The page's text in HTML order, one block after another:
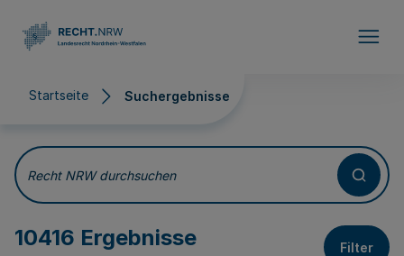
Startseite Suchergebnisse
Suchergebnisse
Recht NRW durchsuchen
10416 Ergebnisse Filter